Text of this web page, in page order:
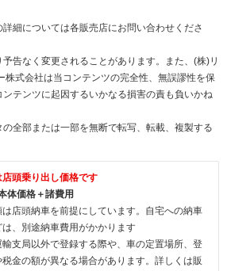
細については各販売店にお問い合わせくださ
告なく変更されることがあります。また、(株)リ
株式会社は当コンテンツの完全性、無誤謬性を保
テンツに起因するいかなる損害の責も負いかね
全部または一部を無断で転写、転載、複製する
頭乗り出し価格です
体価格＋諸費用
店頭納車を前提にしています。自宅への納車
、別途納車費用がかかります
支局以外で登録する際や、車の定置場所、登
金の額が異なる場合があります。詳しくは販